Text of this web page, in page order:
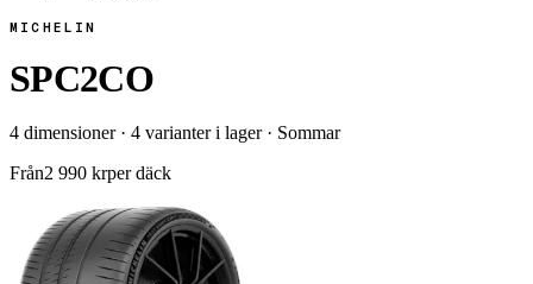
MICHELIN
SPC2CO
4 dimensioner· 4 varianter i lager· Sommar
Från2 990 krper däck